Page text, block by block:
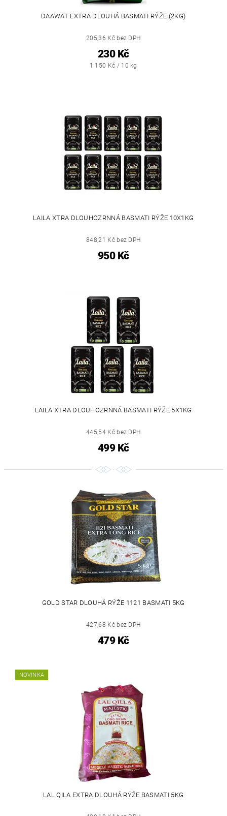
DAAWAT EXTRA DLOUHÁ BASMATI RÝŽE (2KG)
205,36 Kč bez DPH
230 Kč
1 150 Kč / 10 kg
LAILA XTRA DLOUHOZRNNÁ BASMATI RÝŽE 10X1KG
848,21 Kč bez DPH
950 Kč
LAILA XTRA DLOUHOZRNNÁ BASMATI RÝŽE 5X1KG
445,54 Kč bez DPH
499 Kč
GOLD STAR DLOUHÁ RÝŽE 1121 BASMATI 5KG
427,68 Kč bez DPH
479 Kč
NOVINKA
LAL QILA EXTRA DLOUHÁ RÝŽE BASMATI 5KG